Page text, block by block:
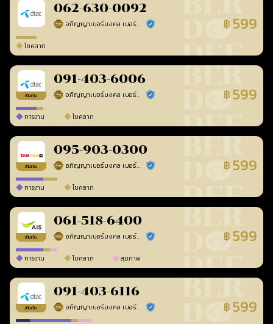
062-630-0092
อภิญญาเบอร์มงคล เบอร์สวยเลขศาสตร์ ร้านยืนยันแล้ว ฿ 599
โชคลาภ
เติมเงิน
091-403-6006
อภิญญาเบอร์มงคล เบอร์สวยเลขศาสตร์ ร้านยืนยันแล้ว ฿ 599
การงาน โชคลาภ
เติมเงิน
095-903-0300
อภิญญาเบอร์มงคล เบอร์สวยเลขศาสตร์ ร้านยืนยันแล้ว ฿ 599
การงาน โชคลาภ
เติมเงิน
061-518-6400
อภิญญาเบอร์มงคล เบอร์สวยเลขศาสตร์ ร้านยืนยันแล้ว ฿ 599
การงาน โชคลาภ สุขภาพ
เติมเงิน
091-403-6116
อภิญญาเบอร์มงคล เบอร์สวยเลขศาสตร์ ร้านยืนยันแล้ว ฿ 599